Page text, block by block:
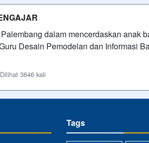
dalam mencerdaskan anak
Desain Pemodelan dan Informasi
3646 kali
Tags